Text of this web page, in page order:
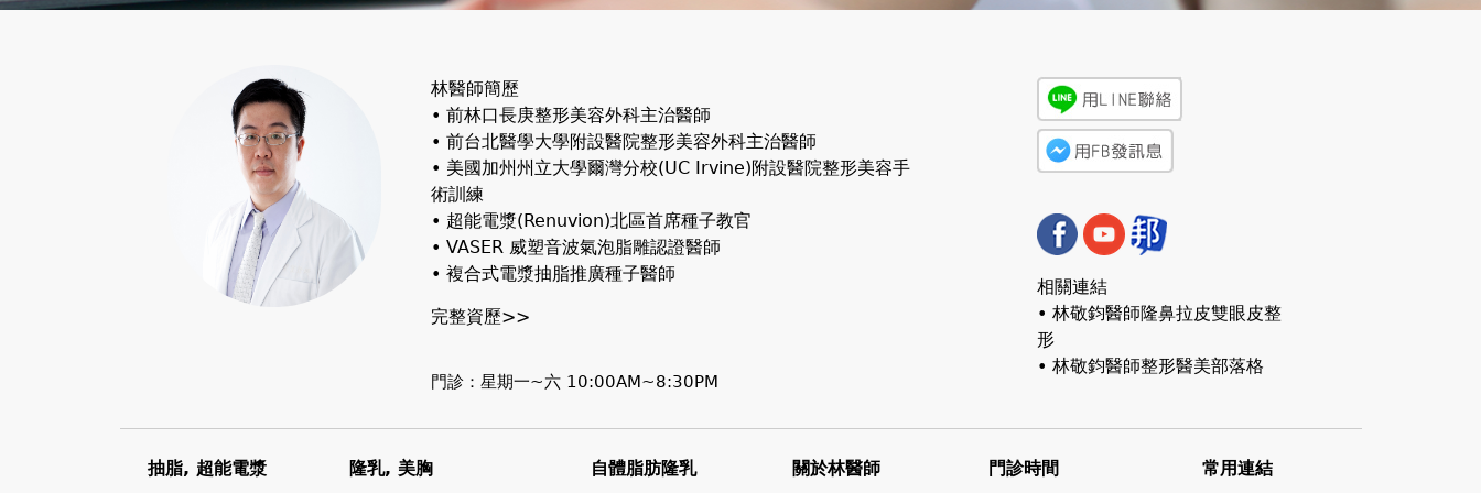
林醫師簡歷
• 前林口長庚整形美容外科主治醫師
• 前台北醫學大學附設醫院整形美容外科主治醫師
• 美國加州州立大學爾灣分校(UC Irvine)附設醫院整形美容手
術訓練
• 超能電漿(Renuvion)北區首席種子教官
• VASER 威塑音波氣泡脂雕認證醫師
• 複合式電漿抽脂推廣種子醫師
完整資歷>>
門診：星期一~六 10:00AM~8:30PM
相關連結
• 林敬鈞醫師隆鼻拉皮雙眼皮整
形
• 林敬鈞醫師整形醫美部落格
抽脂, 超能電漿 隆乳, 美胸 自體脂肪隆乳 關於林醫師 門診時間 常用連結